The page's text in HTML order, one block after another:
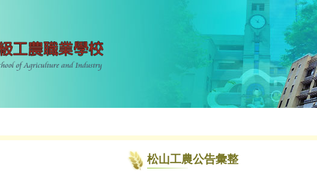
松山工農公告彙整